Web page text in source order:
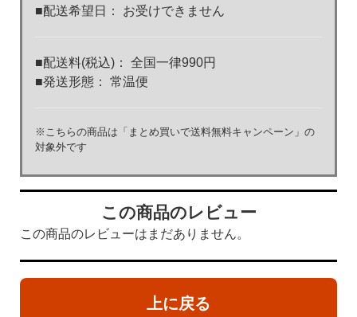
■配送希望日： お受けできません
■配送料(税込)： 全国一律990円
■発送形態： 常温便
※こちらの商品は「まとめ買いで送料無料キャンペーン」の
対象外です
この商品のレビュー
この商品のレビューはまだありません。
上に戻る